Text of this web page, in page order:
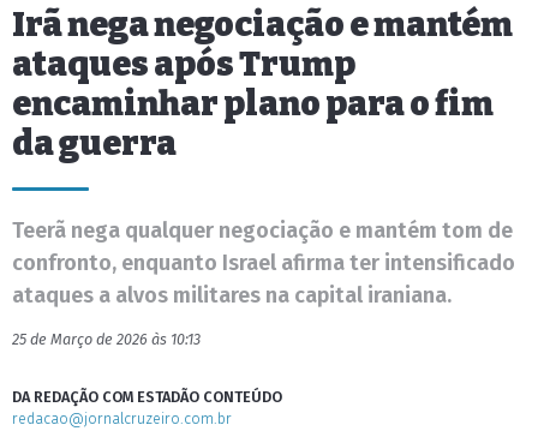
Irã nega negociação e mantém
ataques após Trump
encaminhar plano para o fim
da guerra
Teerã nega qualquer negociação e mantém tom de
confronto, enquanto Israel afirma ter intensificado
ataques a alvos militares na capital iraniana.
25 de Março de 2026 às 10:13
DA REDAÇÃO COM ESTADÃO CONTEÚDO
redacao@jornalcruzeiro.com.br